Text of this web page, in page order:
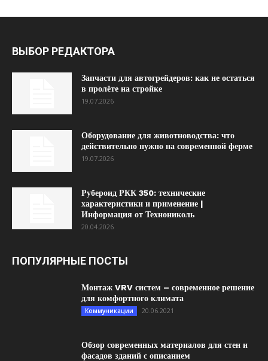
ВЫБОР РЕДАКТОРА
Запчасти для автогрейдеров: как не остаться
в пролёте на стройке
19.07.2026
Оборудование для животноводства: что
действительно нужно на современной ферме
19.07.2026
Рубероид РКК 350: технические
характеристики и применение |
Информация от Технониколь
20.04.2026
ПОПУЛЯРНЫЕ ПОСТЫ
Монтаж VRV систем – современное решение
для комфортного климата
Коммуникации 20.06.2021
Обзор современных материалов для стен и
фасадов зданий с описанием